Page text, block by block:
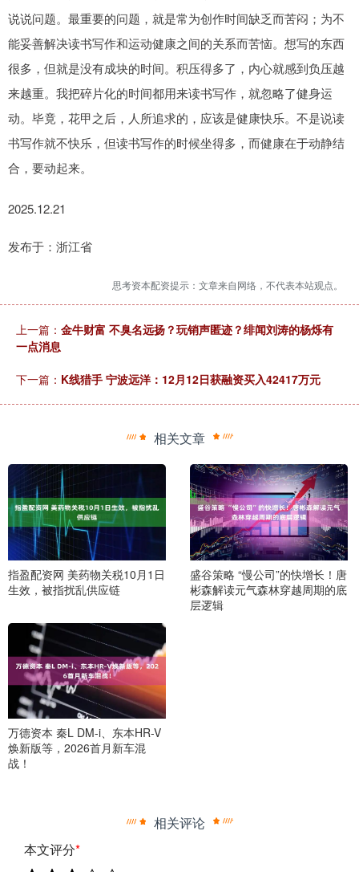
说说问题。最重要的问题，就是常为创作时间缺乏而苦闷；为不
能妥善解决读书写作和运动健康之间的关系而苦恼。想写的东西
很多，但就是没有成块的时间。积压得多了，内心就感到负压越
来越重。我把碎片化的时间都用来读书写作，就忽略了健身运
动。毕竟，花甲之后，人所追求的，应该是健康快乐。不是说读
书写作就不快乐，但读书写作的时候坐得多，而健康在于动静结
合，要动起来。
2025.12.21
发布于：浙江省
思考资本配资提示：文章来自网络，不代表本站观点。
上一篇： 金牛财富 不臭名远扬？玩销声匿迹？绯闻刘涛的杨烁有
一点消息
下一篇： K线猎手 宁波远洋：12月12日获融资买入42417万元
相关文章
指盈配资网 美药物关税10月1日
生效，被指扰乱供应链
盛谷策略 “慢公司”的快增长！唐
彬森解读元气森林穿越周期的底
层逻辑
万德资本 秦L DM-i、东本HR-V
焕新版等，2026首月新车混
战！
相关评论
本文评分*